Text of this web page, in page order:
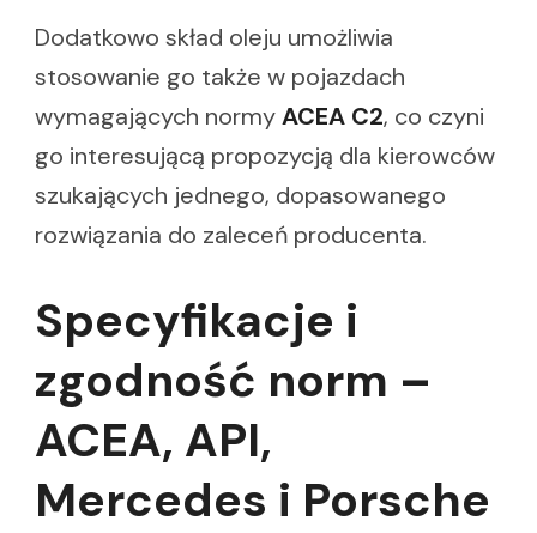
Dodatkowo skład oleju umożliwia
stosowanie go także w pojazdach
wymagających normyACEA C2, co czyni
go interesującą propozycją dla kierowców
szukających jednego, dopasowanego
rozwiązania do zaleceń producenta.
Specyfikacje i
zgodność norm –
ACEA, API,
Mercedes i Porsche